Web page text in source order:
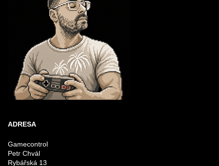
ADRESA
Gamecontrol
Petr Chvál
Rybářská 13